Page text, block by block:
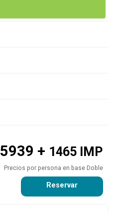
5939 + 1465 IMP
Precios por persona en base Doble
Reservar